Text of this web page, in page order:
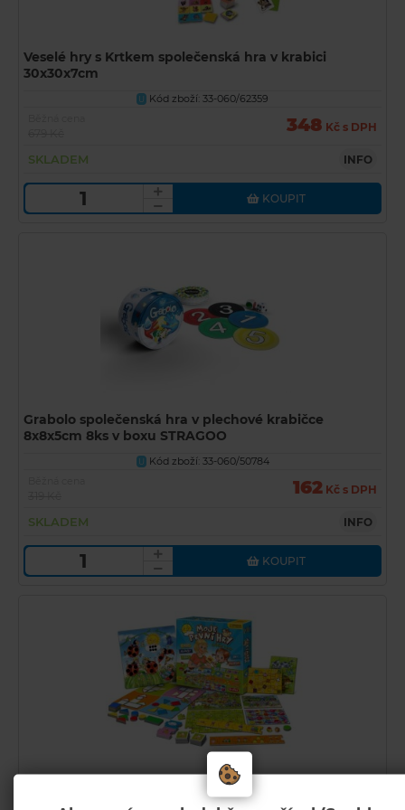
Veselé hry s Krtkem společenská hra v krabici
30x30x7cm
U
Kód zboží: 33-060/62359
348 Kč s DPH
SKLADEM INFO
KOUPIT
Grabolo společenská hra v plechové krabičce
8x8x5cm 8ks v boxu STRAGOO
U Kód zboží: 33-060/50784
162 Kč s DPH
SKLADEM INFO
KOUPIT
EFKO Moje první hry - vzdělávací soubor her pro děti